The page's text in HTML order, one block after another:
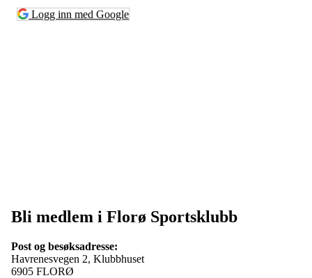
Logg inn med Google
Bli medlem i Florø Sportsklubb
Post og besøksadresse:
Havrenesvegen 2, Klubbhuset
6905 FLORØ